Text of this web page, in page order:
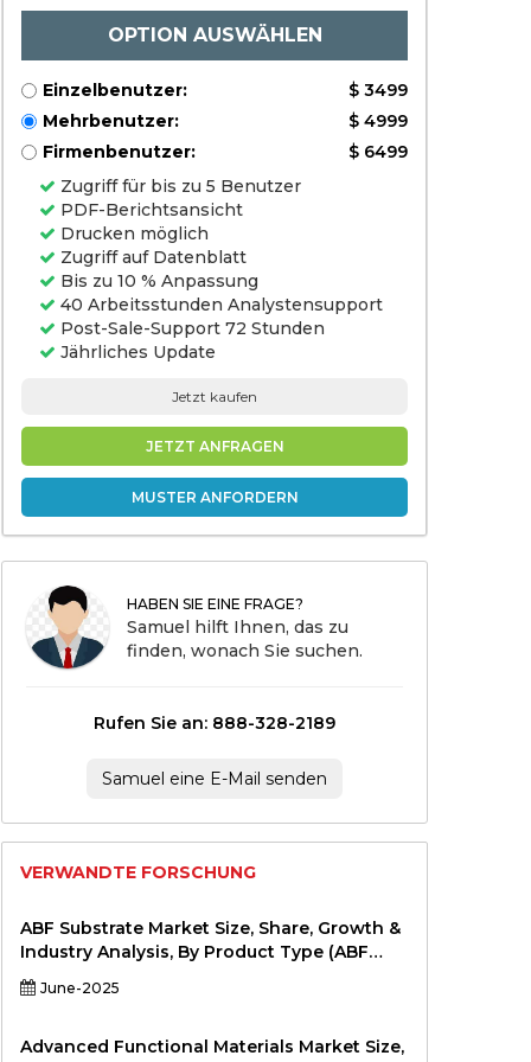
OPTION AUSWÄHLEN
Einzelbenutzer:
$ 3499
Mehrbenutzer:
$ 4999
Firmenbenutzer:
$ 6499
Zugriff für bis zu 5 Benutzer
PDF-Berichtsansicht
Drucken möglich
Zugriff auf Datenblatt
Bis zu 10 % Anpassung
40 Arbeitsstunden Analystensupport
Post-Sale-Support 72 Stunden
Jährliches Update
Jetzt kaufen
JETZT ANFRAGEN
MUSTER ANFORDERN
HABEN SIE EINE FRAGE?
Samuel hilft Ihnen, das zu
finden, wonach Sie suchen.
Rufen Sie an: 888-328-2189
Samuel eine E-Mail senden
VERWANDTE FORSCHUNG
ABF Substrate Market Size, Share, Growth &
Industry Analysis, By Product Type (ABF
Substrate with ≤ 8 Layers, ABF Substrate
with 9–12 Layers, >12 Layers) By Application
Cards, Network Devices, Others) By End-
June-2025
Advanced Functional Materials Market Size,